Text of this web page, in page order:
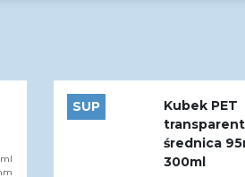
SUP
Kubek PET
średnica
300ml